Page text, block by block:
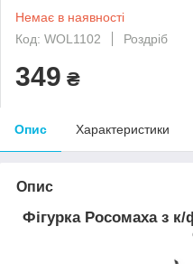
Немає в наявності
Код: WOL1102
Роздріб
349 ₴
Опис Характеристики
Опис
Фігурка Росомаха з